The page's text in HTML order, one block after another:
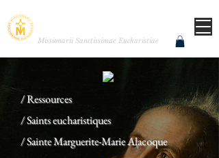
Missionarii Sanctissimae Eucharistiae
/ Ressources
/ Saints eucharistiques
/ Sainte Marguerite-Marie Alacoque